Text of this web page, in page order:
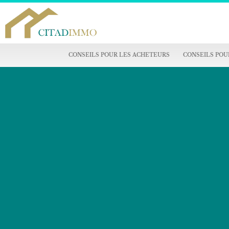
CONSEILS POUR LES ACHETEURS CONSEILS